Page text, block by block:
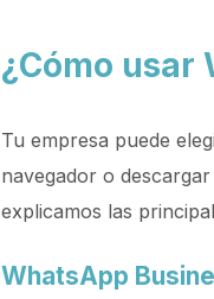
¿Cómo usar
Tu empresa puede
navegador o
explicamos las
WhatsApp